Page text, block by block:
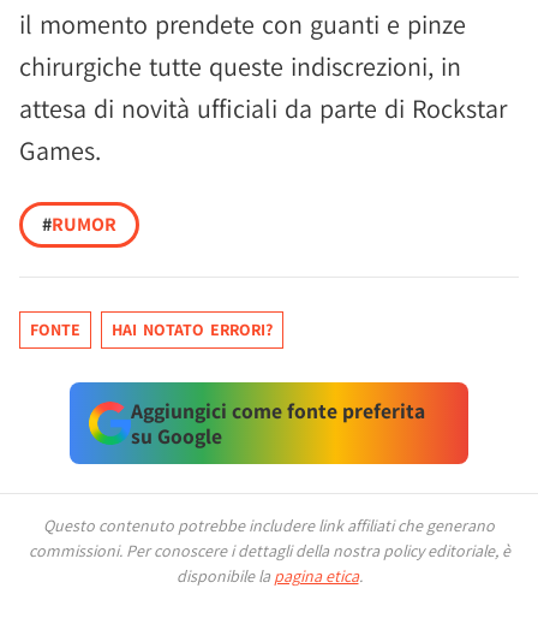
il momento prendete con guanti e pinze
chirurgiche tutte queste indiscrezioni, in
attesa di novità ufficiali da parte di Rockstar
Games.
#RUMOR
FONTE HAI NOTATO ERRORI?
Aggiungici come fonte preferita
su Google
Questo contenuto potrebbe includere link affiliati che generano
commissioni. Per conoscere i dettagli della nostra policy editoriale, è
disponibile la pagina etica.